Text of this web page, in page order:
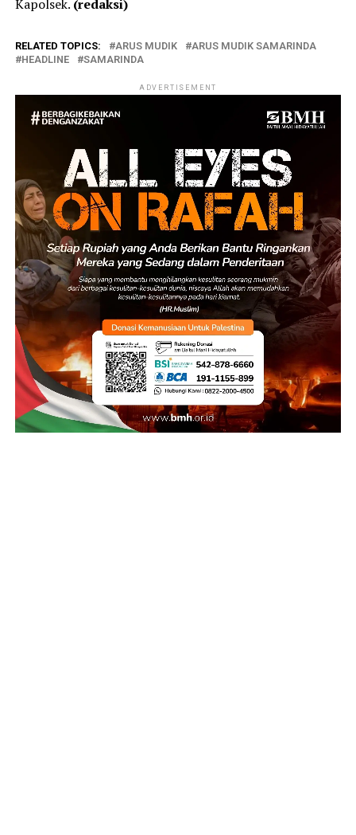
Kapolsek. (redaksi)
RELATED TOPICS: ARUS MUDIK
ARUS MUDIK SAMARINDA
HEADLINE
SAMARINDA
ADVERTISEMENT